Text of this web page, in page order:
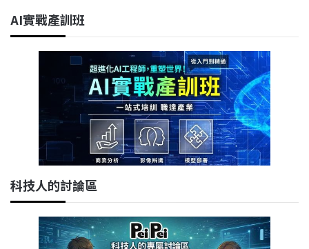
AI實戰產訓班
科技人的討論區